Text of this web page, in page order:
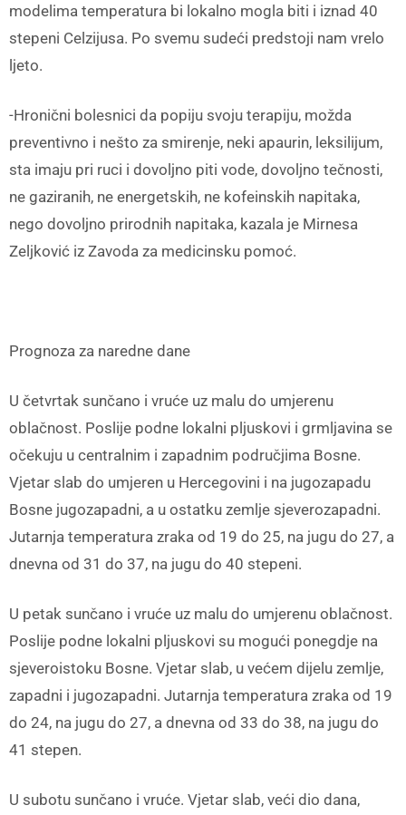
modelima temperatura bi lokalno mogla biti i iznad 40
stepeni Celzijusa. Po svemu sudeći predstoji nam vrelo
ljeto.
-Hronični bolesnici da popiju svoju terapiju, možda
preventivno i nešto za smirenje, neki apaurin, leksilijum,
sta imaju pri ruci i dovoljno piti vode, dovoljno tečnosti,
ne gaziranih, ne energetskih, ne kofeinskih napitaka,
nego dovoljno prirodnih napitaka, kazala je Mirnesa
Zeljković iz Zavoda za medicinsku pomoć.
Prognoza za naredne dane
U četvrtak sunčano i vruće uz malu do umjerenu
oblačnost. Poslije podne lokalni pljuskovi i grmljavina se
očekuju u centralnim i zapadnim područjima Bosne.
Vjetar slab do umjeren u Hercegovini i na jugozapadu
Bosne jugozapadni, a u ostatku zemlje sjeverozapadni.
Jutarnja temperatura zraka od 19 do 25, na jugu do 27, a
dnevna od 31 do 37, na jugu do 40 stepeni.
U petak sunčano i vruće uz malu do umjerenu oblačnost.
Poslije podne lokalni pljuskovi su mogući ponegdje na
sjeveroistoku Bosne. Vjetar slab, u većem dijelu zemlje,
zapadni i jugozapadni. Jutarnja temperatura zraka od 19
do 24, na jugu do 27, a dnevna od 33 do 38, na jugu do
41 stepen.
U subotu sunčano i vruće. Vjetar slab, veći dio dana,